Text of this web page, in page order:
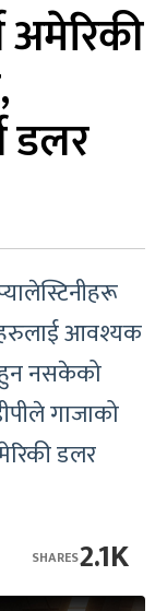
अमेरिकी
डलर
आवश्यक
हुन नसकेको
गाजाको
डलर
2.1K
SHARES